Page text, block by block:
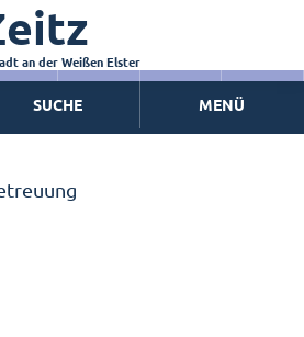
Christian Thieme
an der Weißen Elster
SUCHE MENÜ